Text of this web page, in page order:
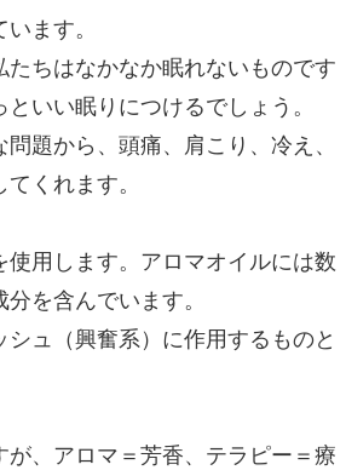
ます。
ちはなかなか眠れないものです
いい眠りにつけるでしょう。
題から、頭痛、肩こり、冷え、
くれます。
用します。アロマオイルには数
を含んでいます。
ュ（興奮系）に作用するものと
が、アロマ＝芳香、テラピー＝療